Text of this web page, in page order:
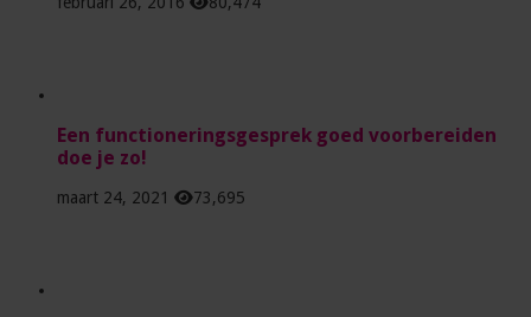
Een functioneringsgesprek goed voorbereiden
doe je zo!
maart 24, 2021 73,695